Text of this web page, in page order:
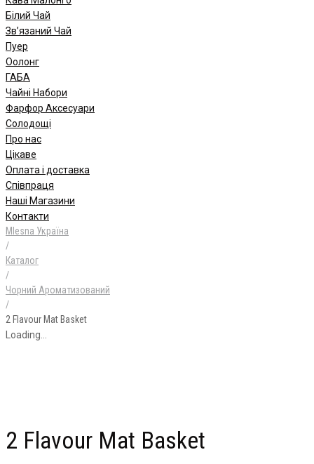
Білий Чай
Зв’язаний Чай
Пуер
Oолонг
ГАБА
Чайні Набори
Фарфор Аксесуари
Солодощі
Про нас
Цікаве
Оплата і доставка
Співпраця
Наші Магазини
Контакти
Mlesna Україна
/
Каталог
/
Чорний Ароматизований
/
2 Flavour Mat Basket
Loading...
2 Flavour Mat Basket